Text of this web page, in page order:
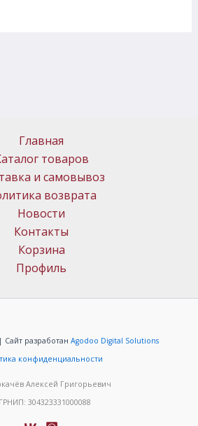
Главная
товаров
и самовывоз
возврата
Новости
Контакты
Корзина
Профиль
Сайт разработан Agodoo Digital Solutions
конфиденциальности
Алексей Григорьевич
304323331000088